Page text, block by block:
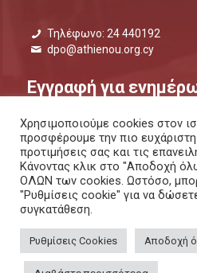
Τηλέφωνο: 24 440192
dpo@athienou.org.cy
Εγγραφή για
Μάθετε τι συμβαίνει και
ΕΝΗΜΕΡΩΤΙΚΟ ΔΕΛΤΙΟ | ΜΕΣΩ
ΠΟΛΙΤΙΚΗ ΑΠΟΡΡΗΤΟΥΚΑΙΠΟΛΙΤΙΚΗ
Copyright 2026 © Δήμος Αθηαίνου, All
Χρησιμοποιούμε cookies στον
προσφέρουμε την πιο
προτιμήσεις σας και τις
Κάνοντας κλικ στο "Αποδοχή
ΟΛΩΝ των cookies. Ωστόσο,
"Ρυθμίσεις cookie" για να
συγκατάθεση.
Ρυθμίσεις Cookies Αποδοχή